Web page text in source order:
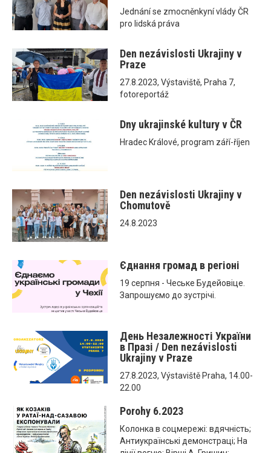
Jednání se zmocněnkyní vlády ČR
pro lidská práva
Den nezávislosti Ukrajiny v
Praze
27.8.2023, Výstaviště, Praha 7,
fotoreportáž
Dny ukrajinské kultury v ČR
Hradec Králové, program září-říjen
Den nezávislosti Ukrajiny v
Chomutově
24.8.2023
Єднання громад в регіоні
19 серпня - Чеське Будейовіце.
Запрошуємо до зустрічі.
День Незалежності України
в Празі / Den nezávislosti
Ukrajiny v Praze
27.8.2023, Výstaviště Praha, 14.00-
22.00
Porohy 6.2023
Колонка в соцмережі: вдячність;
Антиукраїнські демонстраці; На